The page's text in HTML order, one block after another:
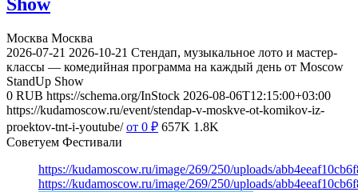
Show
Москва Москва
2026-07-21 2026-10-21 Стендап, музыкальное лото и мастер-
классы — комедийная программа на каждый день от Moscow
StandUp Show
0 RUB https://schema.org/InStock 2026-08-06T12:15:00+03:00
https://kudamoscow.ru/event/stendap-v-moskve-ot-komikov-iz-
proektov-tnt-i-youtube/ от 0 ₽ 657K 1.8K
Советуем Фестивали
https://kudamoscow.ru/image/269/250/uploads/
https://kudamoscow.ru/image/269/250/uploads/